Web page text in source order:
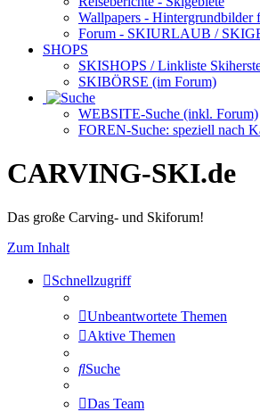
Wallpapers - Hintergrundbilder
Forum - SKIURLAUB /
SHOPS
SKISHOPS / Linkliste
SKIBÖRSE (im Forum)
WEBSITE-Suche (inkl. Forum)
FOREN-Suche: speziell nach
CARVING-SKI.de
Das große Carving- und Skiforum!
Zum Inhalt
Schnellzugriff
Unbeantwortete Themen
Aktive Themen
Suche
Das Team